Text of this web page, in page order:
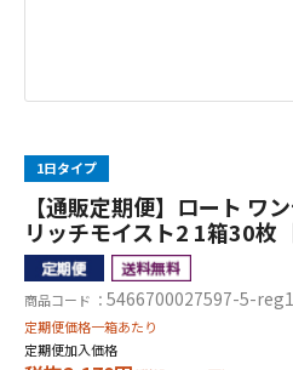
1日タイプ
【通販定期便】ロート ワ
リッチモイスト2 1箱30枚
商品コード ： 5466700027597-5-
定期便価格一箱あたり
定期便加入価格